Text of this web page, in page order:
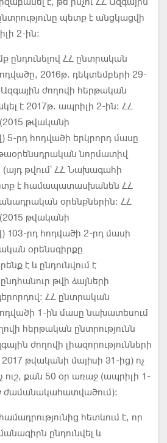
պետք է անցկացվի
2-ին:
ընդունելով ՀՀ ընտրական
2016թ. դեկտեմբերի 29-
ժողովի հերթական
է 2017թ. ապրիլի 2-ին: ՀՀ
թվականի
5-րդ հոդվածի երկրորդ մասը
նորմատիվ
թվում՝ ՀՀ Նախագահի
է համապատասխանեն ՀՀ
օրենքներին: ՀՀ
թվականի
103-րդ հոդվածի 2-րդ մասի
օրենսգիրքը
է և ընդունվում է
թվի ձայների
ՀՀ ընտրական
1-ին մասը նախատեսում
հերթական ընտրությունն
ժողովի լիազորությունների
թվականի մայիսի 31-ից) ոչ
ուշ, քան 50 օր առաջ (ապրիլի 1-
ժամանակահատվածում):
հետևում է, որ
ընդունվել և